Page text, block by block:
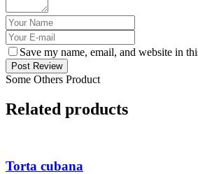
Save my name, email, and website in
Post Review
Some Others Product
Related products
Torta cubana